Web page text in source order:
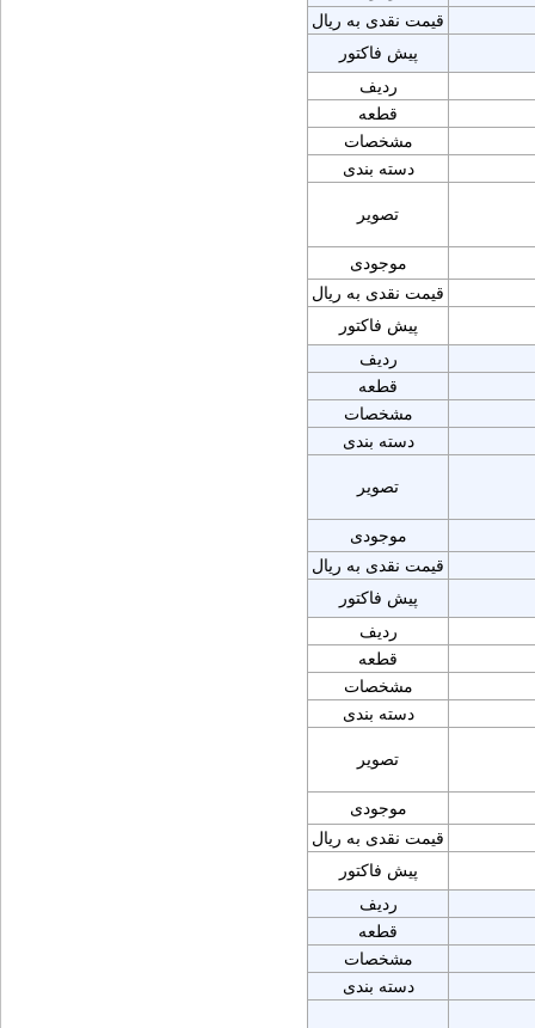
قیمت نقدی به ریال
پیش فاکتور
ردیف
قطعه
مشخصات
دسته بندی
تصویر
موجودی
قیمت نقدی به ریال
پیش فاکتور
ردیف
قطعه
مشخصات
دسته بندی
تصویر
موجودی
قیمت نقدی به ریال
پیش فاکتور
ردیف
قطعه
مشخصات
دسته بندی
تصویر
موجودی
قیمت نقدی به ریال
پیش فاکتور
ردیف
قطعه
مشخصات
دسته بندی